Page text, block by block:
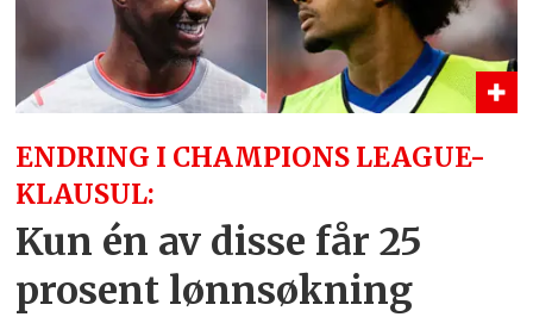
ENDRING I CHAMPIONS LEAGUE-
KLAUSUL:
Kun én av disse får 25
prosent lønnsøkning